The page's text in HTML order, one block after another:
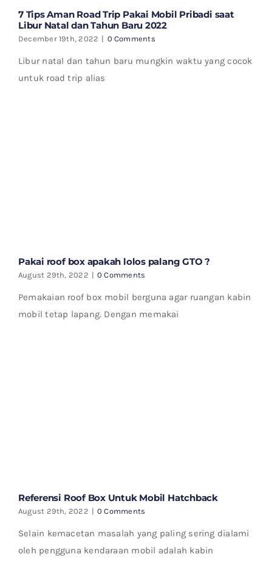
7 Tips Aman Road Trip Pakai Mobil Pribadi saat
Libur Natal dan Tahun Baru 2022
December 19th, 2022 | 0 Comments
Libur natal dan tahun baru mungkin waktu yang cocok
untuk road trip alias
Pakai roof box apakah lolos palang GTO ?
August 29th, 2022 | 0 Comments
Pemakaian roof box mobil berguna agar ruangan kabin
mobil tetap lapang. Dengan memakai
Referensi Roof Box Untuk Mobil Hatchback
August 29th, 2022 | 0 Comments
Selain kemacetan masalah yang paling sering dialami
oleh pengguna kendaraan mobil adalah kabin